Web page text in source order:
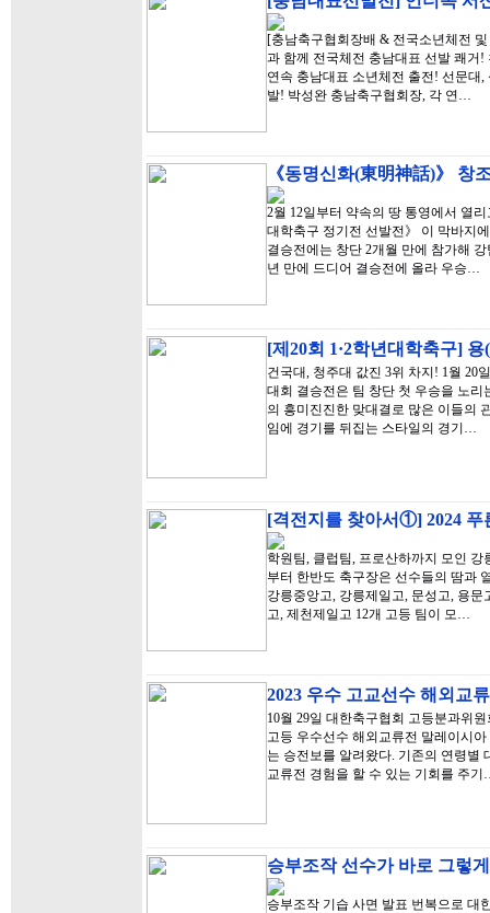
[충남축구협회장배 & 전국소년체전
과 함께 전국체전 충남대표 선발 쾌거
연속 충남대표 소년체전 출전! 선문대
발! 박성완 충남축구협회장, 각 연…
《동명신화(東明神話)》
2월 12일부터 약속의 땅 통영에서 열
대학축구 정기전 선발전》 이 막바지
결승전에는 창단 2개월 만에 참가해
년 만에 드디어 결승전에 올라 우승…
[제20회 1·2학년대학축구]
건국대, 청주대 값진 3위 차지! 1월 20
대회 결승전은 팀 창단 첫 우승을 노
의 흥미진진한 맞대결로 많은 이들의
임에 경기를 뒤집는 스타일의 경기…
[격전지를 찾아서①] 2024
학원팀, 클럽팀, 프로산하까지 모인
부터 한반도 축구장은 선수들의 땀과
강릉중앙고, 강릉제일고, 문성고, 용문
고, 제천제일고 12개 고등 팀이 모…
2023 우수 고교선수 해외교
10월 29일 대한축구협회 고등분과위
고등 우수선수 해외교류전 말레이시
는 승전보를 알려왔다. 기존의 연령별
교류전 경험을 할 수 있는 기회를 주
승부조작 선수가 바로 그렇
승부조작 기습 사면 발표 번복으로 대